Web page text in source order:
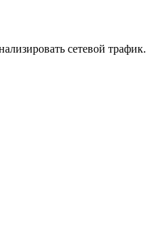
сетевой трафик.